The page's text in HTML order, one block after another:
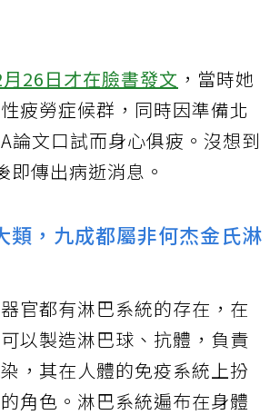
26日才在臉書發文 ，當時她
疲勞症候群，同時因準備北
論文口試而身心俱疲。沒想到
即傳出病逝消息。
類，九成都屬非何杰金氏淋
官都有淋巴系統的存在，在
以製造淋巴球、抗體，負責
，其在人體的免疫系統上扮
角色。淋巴系統遍布在身體